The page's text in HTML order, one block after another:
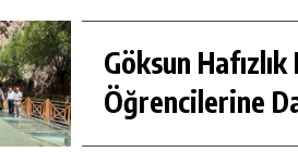
Göksun Hafızlık
Öğrencilerine
GÜNLÜK HABER AKIŞI